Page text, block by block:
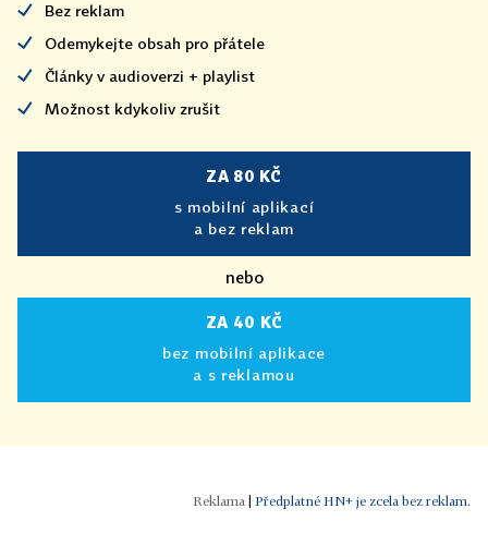
Bez reklam
Odemykejte obsah pro přátele
Články v audioverzi + playlist
Možnost kdykoliv zrušit
ZA 80 KČ
s mobilní aplikací
a bez reklam
nebo
ZA 40 KČ
bez mobilní aplikace
a s reklamou
Předplatné HN+ je zcela bez reklam.